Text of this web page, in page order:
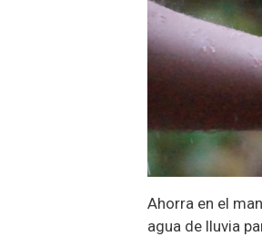
Ahorra en el
agua de lluvia